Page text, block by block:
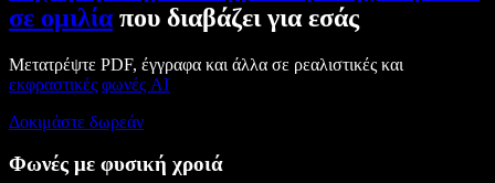
σε ομιλία που διαβάζει για εσάς
Μετατρέψτε PDF, έγγραφα και άλλα σε ρεαλιστικές και
εκφραστικές φωνές AI
Δοκιμάστε δωρεάν
Φωνές με φυσική χροιά